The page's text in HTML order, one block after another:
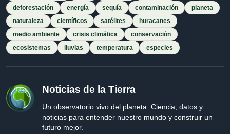
deforestación
energía sequía contaminación
planeta
naturaleza
científicos satélites
huracanes
medio ambiente
crisis climática
conservación
ecosistemas
lluvias temperatura especies
Noticias de la Tierra
Un observatorio vivo del planeta. Ciencia, datos y
noticias para entender nuestro mundo y construir un
futuro mejor.